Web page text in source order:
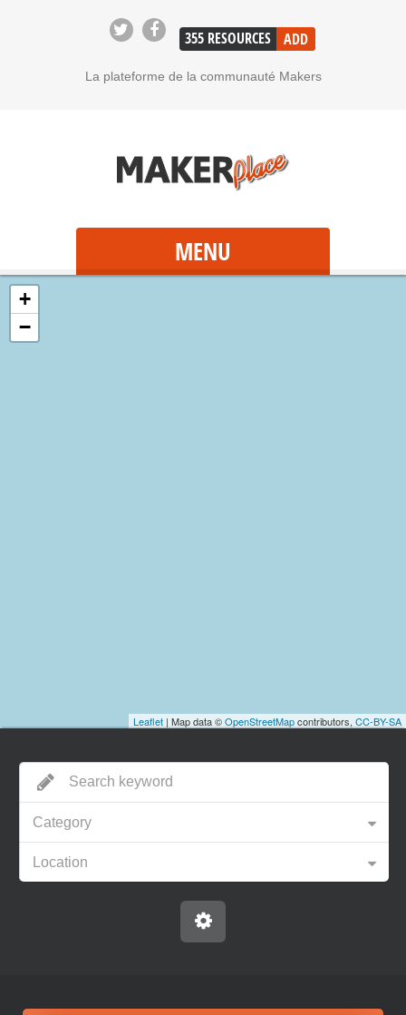
355 RESOURCES ADD
La plateforme de la communauté Makers
MENU
+
−
Leaflet | Map data ©OpenStreetMapcontributors, CC-BY-SA
Category
Location